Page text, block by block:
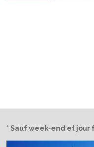
* Sauf week-end et jour